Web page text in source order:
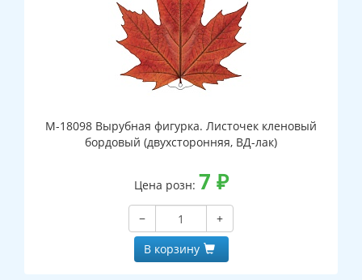
М-18098 Вырубная фигурка. Листочек кленовый
бордовый (двухсторонняя, ВД-лак)
Цена розн: 7 ₽
−
+
В корзину